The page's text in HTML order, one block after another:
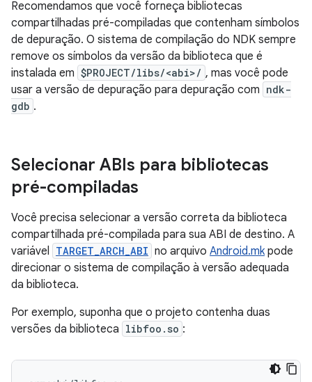
Recomendamos que você forneça bibliotecas
compartilhadas pré-compiladas que contenham símbolos
de depuração. O sistema de compilação do NDK sempre
remove os símbolos da versão da biblioteca que é
instalada em $PROJECT/libs/<abi>/ , mas você pode
usar a versão de depuração para depuração com ndk-
gdb .
Selecionar ABIs para bibliotecas
pré-compiladas
Você precisa selecionar a versão correta da biblioteca
compartilhada pré-compilada para sua ABI de destino. A
variável TARGET_ARCH_ABI no arquivo Android.mkpode
direcionar o sistema de compilação à versão adequada
da biblioteca.
Por exemplo, suponha que o projeto contenha duas
versões da biblioteca libfoo.so :